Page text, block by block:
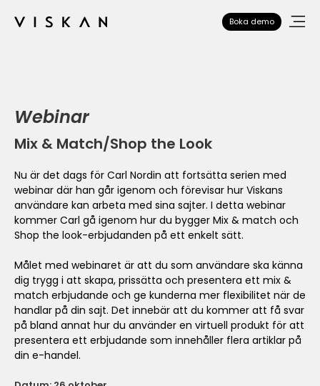
Boka demo
Webinar
Mix & Match/Shop the Look
Nu är det dags för Carl Nordin att fortsätta serien med
webinar där han går igenom och förevisar hur Viskans
användare kan arbeta med sina sajter. I detta webinar
kommer Carl gå igenom hur du bygger Mix & match och
Shop the look-erbjudanden på ett enkelt sätt.
Målet med webinaret är att du som användare ska känna
dig trygg i att skapa, prissätta och presentera ett mix &
match erbjudande och ge kunderna mer flexibilitet när de
handlar på din sajt. Det innebär att du kommer att få svar
på bland annat hur du använder en virtuell produkt för att
presentera ett erbjudande som innehåller flera artiklar på
din e-handel.